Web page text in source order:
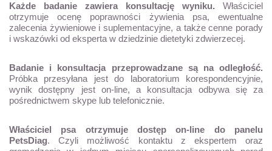
Każde badanie zawiera konsultację wyniku. Właściciel
otrzymuje ocenę poprawności żywienia psa, ewentualne
zalecenia żywieniowe i suplementacyjne, a także cenne porady
i wskazówki od eksperta w dziedzinie dietetyki zdwierzecej.
Badanie i konsultacja przeprowadzane są na odległość.
Próbka przesyłana jest do laboratorium korespondencyjnie,
wynik dostępny jest on-line, a konsultacja odbywa się za
pośrednictwem skype lub telefonicznie.
Właściciel psa otrzymuje dostęp on-line do panelu
PetsDiag. Czyli możliwość kontaktu z ekspertem oraz